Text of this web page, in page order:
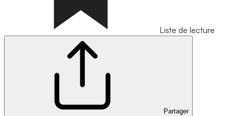
Liste de lecture
Partager